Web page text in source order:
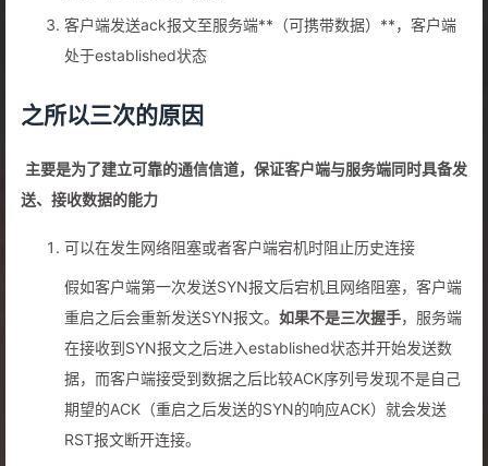
客户端发送ack报文至服务端**（可携带数据）**，客户端
处于established状态
之所以三次的原因
主要是为了建立可靠的通信信道，保证客户端与服务端同时具备发
送、接收数据的能力
可以在发生网络阻塞或者客户端宕机时阻止历史连接
假如客户端第一次发送SYN报文后宕机且网络阻塞，客户端
重启之后会重新发送SYN报文。 如果不是三次握手，服务端
在接收到SYN报文之后进入established状态并开始发送数
据，而客户端接受到数据之后比较ACK序列号发现不是自己
期望的ACK（重启之后发送的SYN的响应ACK）就会发送
RST报文断开连接。